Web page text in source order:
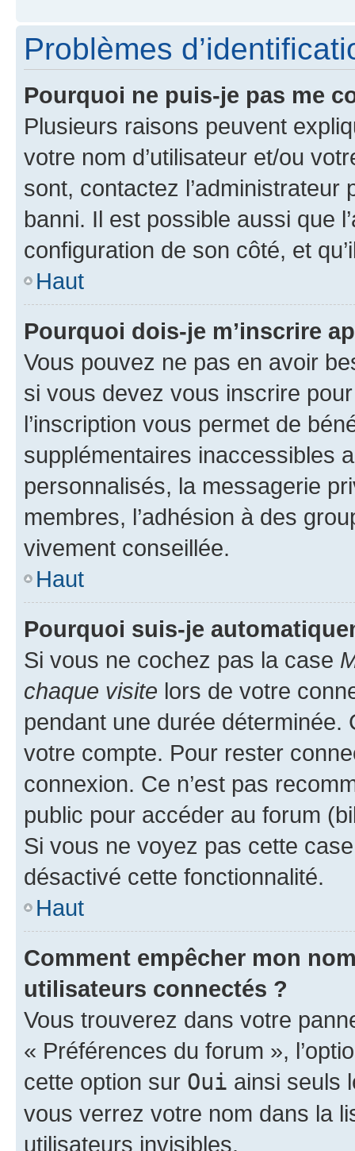
Problèmes
Pourquoi ne puis-je pas me
Plusieurs raisons peuvent
votre nom d’utilisateur et/ou
sont, contactez l’administrateur
banni. Il est possible aussi que
configuration de son côté, et
Haut
Pourquoi dois-je m’inscrire
Vous pouvez ne pas en avoir
si vous devez vous inscrire
l’inscription vous permet de
supplémentaires inaccessibles
personnalisés, la messagerie
membres, l’adhésion à des
vivement conseillée.
Haut
Pourquoi suis-je
Si vous ne cochez pas la case
chaque visite lors de votre
pendant une durée déterminée.
votre compte. Pour rester
connexion. Ce n’est pas
public pour accéder au forum
Si vous ne voyez pas cette
désactivé cette fonctionnalité.
Haut
Comment empêcher mon
utilisateurs connectés ?
Vous trouverez dans votre
« Préférences du forum »,
cette option sur Oui ainsi seuls
vous verrez votre nom dans la
utilisateurs invisibles.